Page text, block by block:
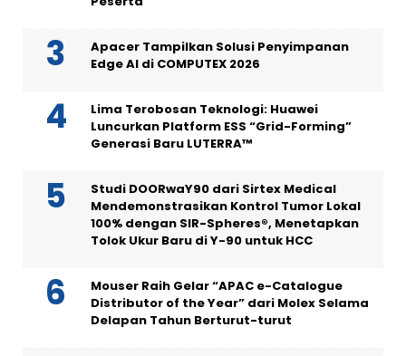
Apacer Tampilkan Solusi Penyimpanan
Edge AI di COMPUTEX 2026
Lima Terobosan Teknologi: Huawei
Luncurkan Platform ESS “Grid-Forming”
Generasi Baru LUTERRA™
Studi DOORwaY90 dari Sirtex Medical
Mendemonstrasikan Kontrol Tumor Lokal
100% dengan SIR-Spheres®, Menetapkan
Tolok Ukur Baru di Y-90 untuk HCC
Mouser Raih Gelar “APAC e-Catalogue
Distributor of the Year” dari Molex Selama
Delapan Tahun Berturut-turut